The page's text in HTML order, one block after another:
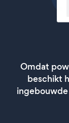
Omdat
beschikt